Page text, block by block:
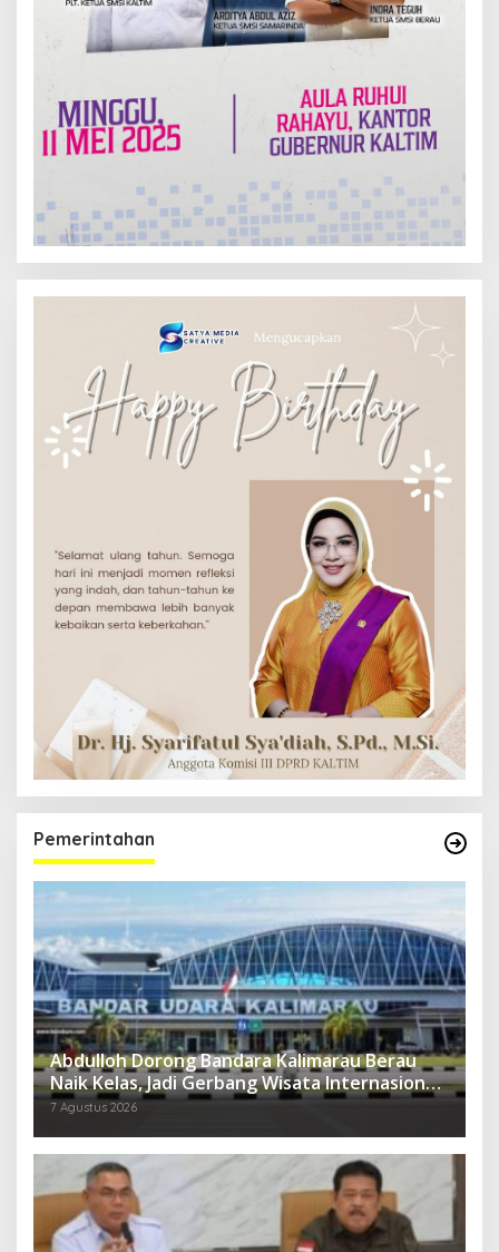
Pemerintahan
Abdulloh Dorong Bandara Kalimarau Berau
Naik Kelas, Jadi Gerbang Wisata Internasional
Kaltim
7 Agustus 2026